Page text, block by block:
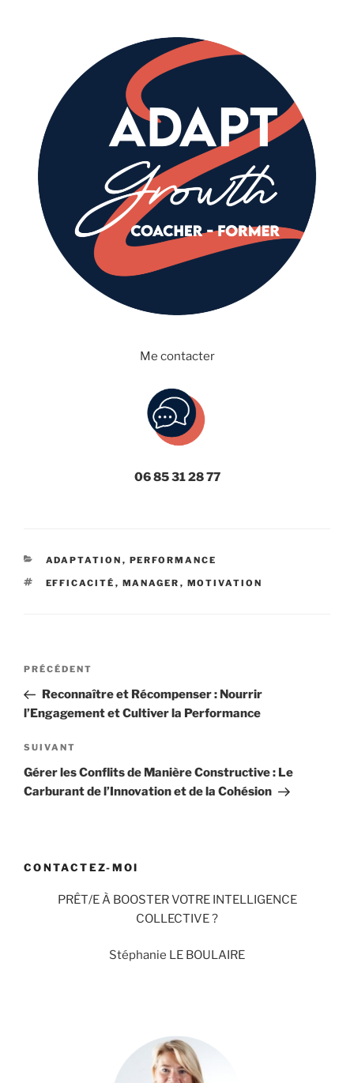
Me contacter
06 85 31 28 77
CATÉGORIES
ADAPTATION , PERFORMANCE
ÉTIQUETTES
EFFICACITÉ , MANAGER , MOTIVATION
Navigation
l’article
Article
précédent
PRÉCÉDENT
Reconnaître et Récompenser : Nourrir
l’Engagement et Cultiver la Performance
Article
suivant
SUIVANT
Gérer les Conflits de Manière Constructive : Le
Carburant de l’Innovation et de la Cohésion
CONTACTEZ-MOI
PRÊT/E À BOOSTER VOTRE INTELLIGENCE
COLLECTIVE ?
Stéphanie LE BOULAIRE